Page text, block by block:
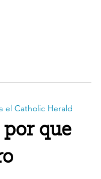
el Catholic Herald
que